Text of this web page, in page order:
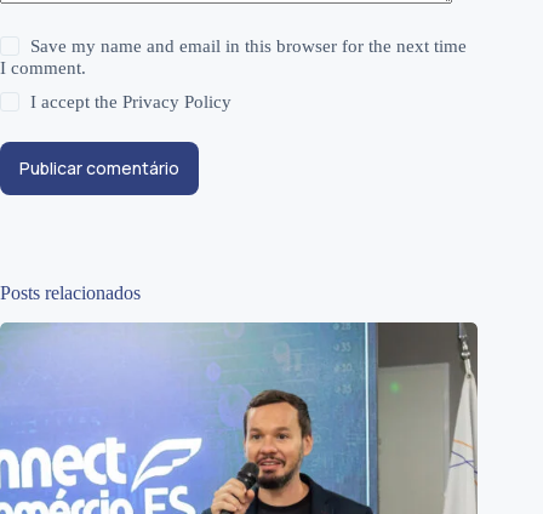
Save my name and email in this browser for the next time
I comment.
I accept thePrivacy Policy
Publicar comentário
Posts relacionados